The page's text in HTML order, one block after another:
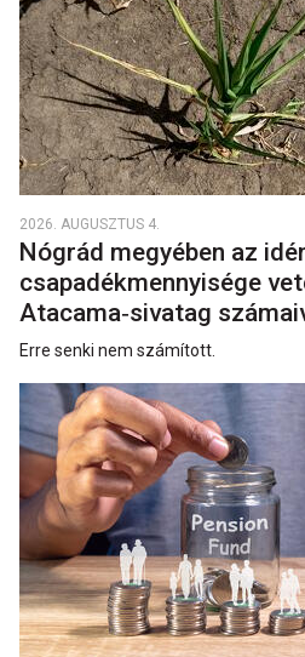
2026. AUGUSZTUS 4.
Nógrád megyében az
csapadékmennyisége
Atacama‑sivatag
Erre senki nem számított.